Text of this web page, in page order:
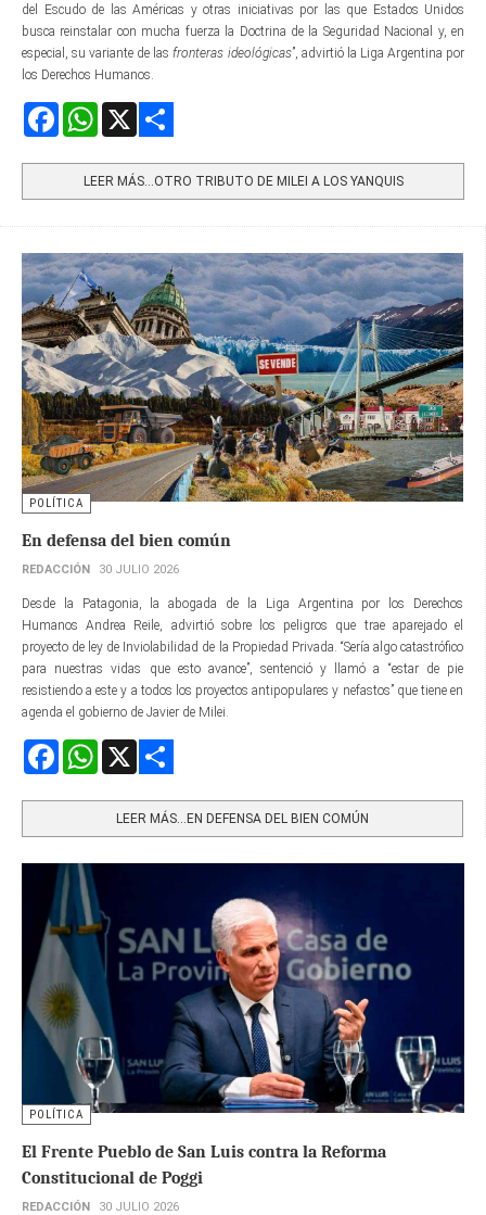
del Escudo de las Américas y otras iniciativas por las que Estados Unidos
busca reinstalar con mucha fuerza la Doctrina de la Seguridad Nacional y, en
especial, su variante de lasfronteras ideológicas”, advirtió la Liga Argentina por
los Derechos Humanos.
FacebookWhatsApp
LEER MÁS…OTRO TRIBUTO DE MILEI A LOS YANQUIS
POLÍTICA
En defensa del bien común
REDACCIÓN 30 JULIO 2026
Desde la Patagonia, la abogada de la Liga Argentina por los Derechos
Humanos Andrea Reile, advirtió sobre los peligros que trae aparejado el
proyecto de ley de Inviolabilidad de la Propiedad Privada. “Sería algo catastrófico
para nuestras vidas que esto avance”, sentenció y llamó a “estar de pie
resistiendo a este y a todos los proyectos antipopulares y nefastos” que tiene en
agenda el gobierno de Javier de Milei.
FacebookWhatsApp
LEER MÁS…EN DEFENSA DEL BIEN COMÚN
POLÍTICA
El Frente Pueblo de San Luis contra la Reforma
Constitucional de Poggi
REDACCIÓN 30 JULIO 2026